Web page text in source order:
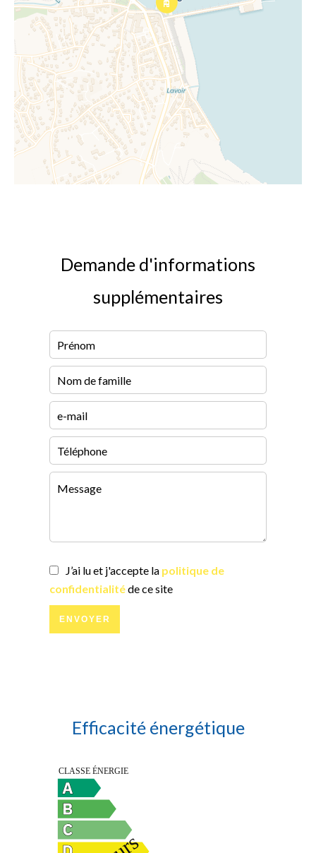
Demande d'informations
supplémentaires
J’ai lu et j'accepte la politique de
confidentialitéde ce site
ENVOYER
Efficacité énergétique